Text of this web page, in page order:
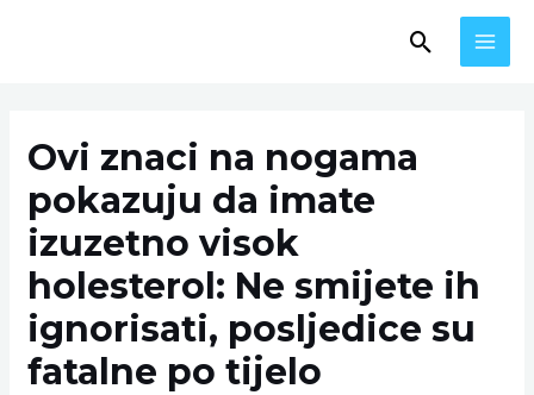
Search
Ovi znaci na nogama
pokazuju da imate
izuzetno visok
holesterol: Ne smijete ih
ignorisati, posljedice su
fatalne po tijelo